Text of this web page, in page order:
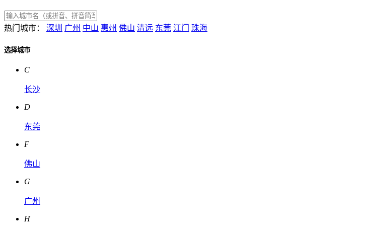
热门城市： 深圳 广州 中山 惠州 佛山 清远 东莞 江门 珠海
选择城市
C
长沙
D
东莞
F
佛山
G
广州
H